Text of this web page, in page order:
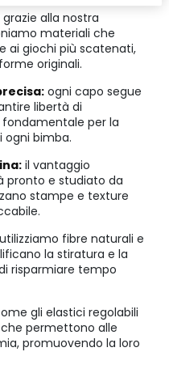
grazie alla nostra
materiali che
ai giochi più scatenati,
originali.
ogni capo segue
libertà di
per la
ogni bimba.
il vantaggio
pronto e studiato da
stampe e texture
utilizziamo fibre naturali e
la stiratura e la
risparmiare tempo
gli elastici regolabili
permettono alle
promuovendo la loro